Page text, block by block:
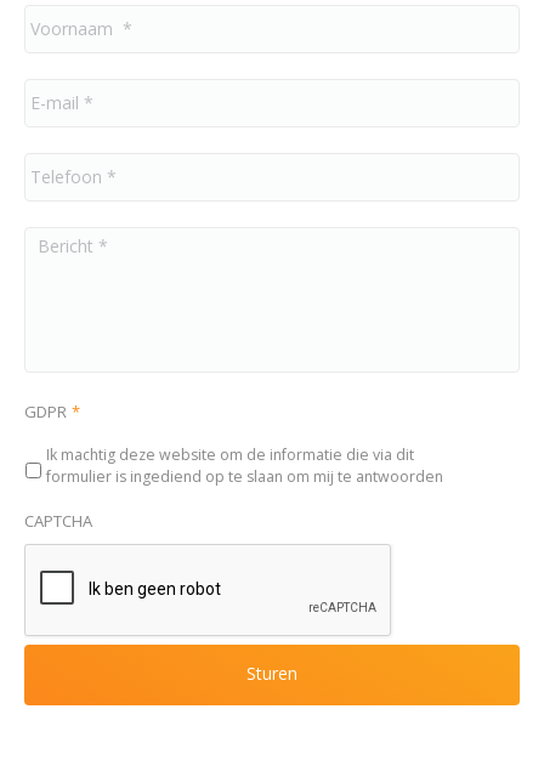
GDPR *
Ik machtig deze website om de informatie die via dit
formulier is ingediend op te slaan om mij te antwoorden
CAPTCHA